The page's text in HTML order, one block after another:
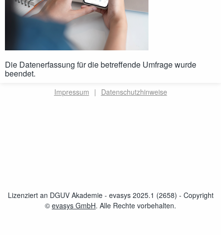
Die Datenerfassung für die betreffende Umfrage wurde
beendet.
Impressum | Datenschutzhinweise
Lizenziert an DGUV Akademie - evasys 2025.1 (2658) - Copyright
© evasys GmbHöffnet im neuen Fenster
. Alle Rechte vorbehalten.